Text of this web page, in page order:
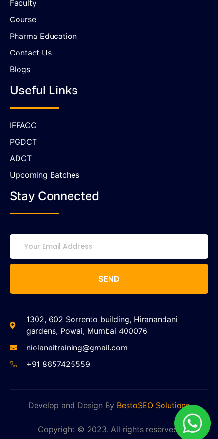
Faculty
Course
Pharma Education
Contact Us
Blogs
Useful Links
IFFACC
PGDCT
ADCT
Upcoming Batches
Stay Connected
SEND
1302, 602 Sorrento building, Hiranandani
gardens, Powai, Mumbai 400076
niolanaitraining@gmail.com
+91 8657425559
Develop and Design By BestoSEO Solutions
Copyright © 2023. All rights reserved.